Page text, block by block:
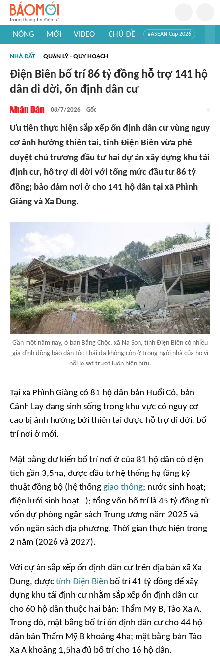
NÓNG MỚI VIDEO CHỦ ĐỀ #ASEAN Cup 2026
#Khám phá thế giới
NHÀ ĐẤT QUẢN LÝ - QUY HOẠCH
Điện Biên bố trí 86 tỷ đồng hỗ trợ 141 hộ
dân di dời, ổn định dân cư
08/7/2026 Gốc
Ưu tiên thực hiện sắp xếp ổn định dân cư vùng nguy
cơ ảnh hưởng thiên tai, tỉnh Điện Biên vừa phê
duyệt chủ trương đầu tư hai dự án xây dựng khu tái
định cư, hỗ trợ di dời với tổng mức đầu tư 86 tỷ
đồng; bảo đảm nơi ở cho 141 hộ dân tại xã Phình
Giàng và Xa Dung.
Gần một năm nay, ở bản Bắng Chộc, xã Na Son, tỉnh Điện Biên có nhiều
gia đình đồng bào dân tộc Thái đã không còn ở trong ngôi nhà của họ vì
nỗi lo sạt trượt luôn hiện hữu.
Tại xã Phình Giàng có 81 hộ dân bản Huổi Có, bản
Cảnh Lay đang sinh sống trong khu vực có nguy cơ
cao bị ảnh hưởng bởi thiên tai được hỗ trợ di dời, bố
trí nơi ở mới.
Mặt bằng dự kiến bố trí nơi ở của 81 hộ dân có diện
tích gần 3,5ha, được đầu tư hệ thống hạ tầng kỹ
thuật đồng bộ (hệ thống giao thông; nước sinh hoạt;
điện lưới sinh hoạt…); tổng vốn bố trí là 45 tỷ đồng từ
vốn dự phòng ngân sách Trung ương năm 2025 và
vốn ngân sách địa phương. Thời gian thực hiện trong
2 năm (2026 và 2027).
Với dự án sắp xếp ổn định dân cư trên địa bàn xã Xa
Dung, được tỉnh Điện Biên bố trí 41 tỷ đồng để xây
dựng khu tái định cư nhằm sắp xếp ổn định dân cư
cho 60 hộ dân thuộc hai bản: Thẩm Mỹ B, Tào Xa A.
Trong đó, mặt bằng bố trí ổn định dân cư cho 44 hộ
dân bản Thẩm Mỹ B khoảng 4ha; mặt bằng bản Tào
Xa A khoảng 1,5ha đủ bố trí cho 16 hộ dân.